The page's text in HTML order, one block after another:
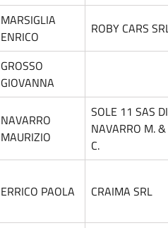
MARSIGLIA
ENRICO
ROBY CARS
GROSSO
GIOVANNA
NAVARRO
MAURIZIO
SOLE 11 SAS DI
NAVARRO M. &
C.
ERRICO PAOLA CRAIMA SRL